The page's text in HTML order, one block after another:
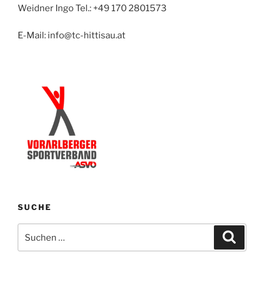
Weidner Ingo Tel.: +49 170 2801573
E-Mail: info@tc-hittisau.at
SUCHE
nach: